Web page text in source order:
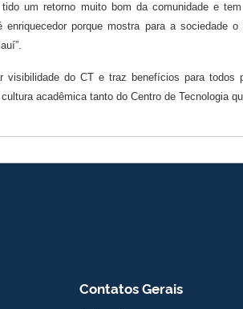
um retorno muito bom da comunidade e
porque mostra para a
visibilidade do CT e traz benefícios para
acadêmica tanto do Centro de Tecnologia
Contatos Gerais